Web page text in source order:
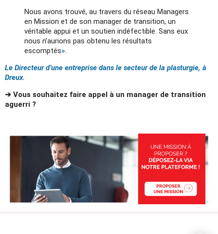
Nous avons trouvé, au travers du réseau Managers
en Mission et de son manager de transition, un
véritable appui et un soutien indéfectible. Sans eux
nous n’aurions pas obtenu les résultats
escomptés».
Le Directeur d’une entreprise dans le secteur de la plasturgie, à
Dreux.
➔ Vous souhaitez faire appel à un manager de transition
aguerri ?